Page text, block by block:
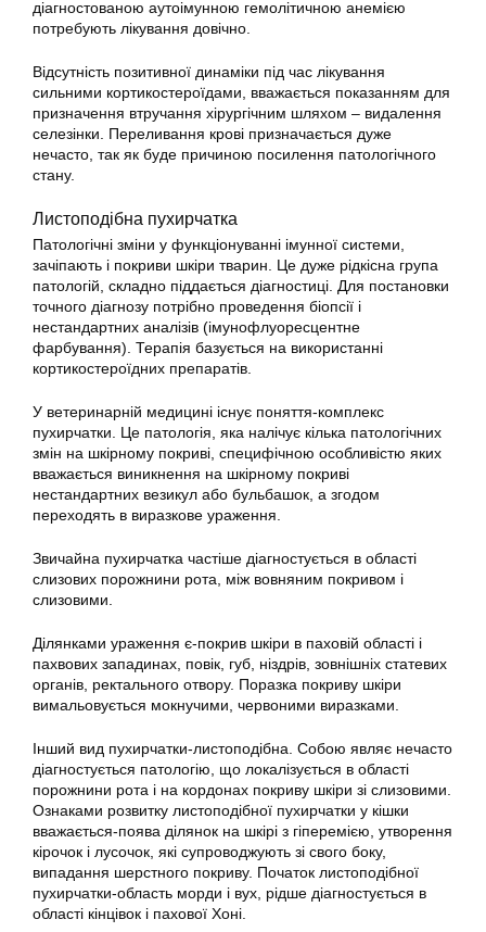
діагностованою аутоімунною гемолітичною анемією
потребують лікування довічно.
Відсутність позитивної динаміки під час лікування
сильними кортикостероїдами, вважається показанням для
призначення втручання хірургічним шляхом – видалення
селезінки. Переливання крові призначається дуже
нечасто, так як буде причиною посилення патологічного
стану.
Листоподібна пухирчатка
Патологічні зміни у функціонуванні імунної системи,
зачіпають і покриви шкіри тварин. Це дуже рідкісна група
патологій, складно піддається діагностиці. Для постановки
точного діагнозу потрібно проведення біопсії і
нестандартних аналізів (імунофлуоресцентне
фарбування). Терапія базується на використанні
кортикостероїдних препаратів.
У ветеринарній медицині існує поняття-комплекс
пухирчатки. Це патологія, яка налічує кілька патологічних
змін на шкірному покриві, специфічною особливістю яких
вважається виникнення на шкірному покриві
нестандартних везикул або бульбашок, а згодом
переходять в виразкове ураження.
Звичайна пухирчатка частіше діагностується в області
слизових порожнини рота, між вовняним покривом і
слизовими.
Ділянками ураження є-покрив шкіри в паховій області і
пахвових западинах, повік, губ, ніздрів, зовнішніх статевих
органів, ректального отвору. Поразка покриву шкіри
вимальовується мокнучими, червоними виразками.
Інший вид пухирчатки-листоподібна. Собою являє нечасто
діагностується патологію, що локалізується в області
порожнини рота і на кордонах покриву шкіри зі слизовими.
Ознаками розвитку листоподібної пухирчатки у кішки
вважається-поява ділянок на шкірі з гіперемією, утворення
кірочок і лусочок, які супроводжують зі свого боку,
випадання шерстного покриву. Початок листоподібної
пухирчатки-область морди і вух, рідше діагностується в
області кінцівок і пахової Хоні.